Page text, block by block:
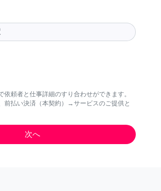
依頼者と仕事詳細のすり合わせができます。
前払い決済（本契約）→サービスのご提供と